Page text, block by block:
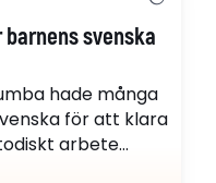
svenska
hade många
för att klara
arbete
pedagogernas